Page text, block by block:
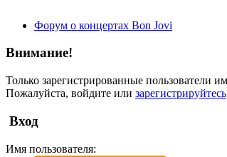
Форум о концертах Bon Jovi
Внимание!
Только зарегистрированные пользователи
Пожалуйста, войдите или зарегистрируйтесь
Вход
Имя пользователя: